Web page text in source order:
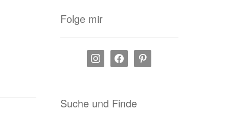
Folge mir
instagramfacebookpinterest
Suche und Finde